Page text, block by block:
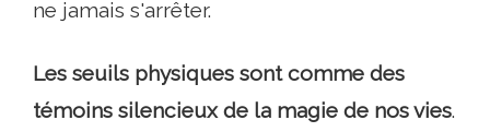
ne jamais s'arrêter.
Les seuils physiques sont comme des
témoins silencieux de la magie de nos vies.